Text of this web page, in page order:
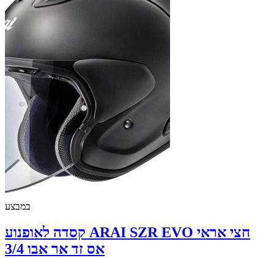
במבצע
קסדה לאופנוע ARAI SZR EVO חצי אראי
אס זד אר אבו 3/4